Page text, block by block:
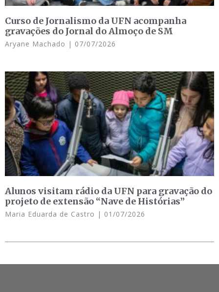
Curso de Jornalismo da UFN acompanha
gravações do Jornal do Almoço de SM
Aryane Machado 07/07/2026
Alunos visitam rádio da UFN para gravação do
projeto de extensão “Nave de Histórias”
Maria Eduarda de Castro 01/07/2026